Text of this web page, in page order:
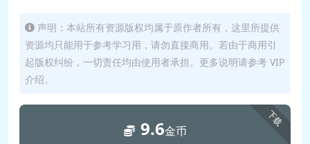
笑话？.mp3
📄 gh-20.0221丨顾衡问答丨为啥
说找到“科学的写小说的办法”是个
02丨《秦汉帝国》
🎵 gh-20.0224丨《秦汉帝国》
📄 gh-0920丨《纸的文化
史》2：莎草纸对古希腊古罗
马有多重要？.pdf
史》3：欧洲人怎么用上了便
宜的纸？.mp3
声明：本站所有资源版权均属于原作者所有，这里所提供
资源均只能用于参考学习用，请勿直接商用。若由于商用引
起版权纠纷，一切责任均由使用者承担。更多说明请参考 VIP
介绍。
下载
9.6金币